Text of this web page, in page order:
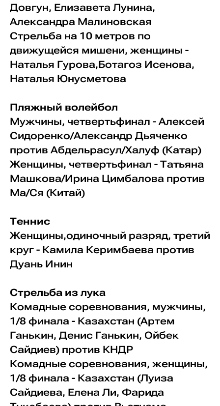
Довгун, Елизавета Лунина,
Александра Малиновская
Стрельба на 10 метров по
движущейся мишени, женщины -
Наталья Гурова,Ботагоз Исенова,
Наталья Юнусметова
Пляжный волейбол
Мужчины, четвертьфинал - Алексей
Сидоренко/Александр Дьяченко
против Абдельрасул/Халуф (Катар)
Женщины, четвертьфинал - Татьяна
Машкова/Ирина Цимбалова против
Ма/Ся (Китай)
Теннис
Женщины,одиночный разряд, третий
круг - Камила Керимбаева против
Дуань Инин
Стрельба из лука
Комадные соревнования, мужчины,
1/8 финала - Казахстан (Артем
Ганькин, Денис Ганькин, Ойбек
Сайдиев) против КНДР
Комадные соревнования, женщины,
1/8 финала - Казахстан (Луиза
Сайдиева, Елена Ли, Фарида